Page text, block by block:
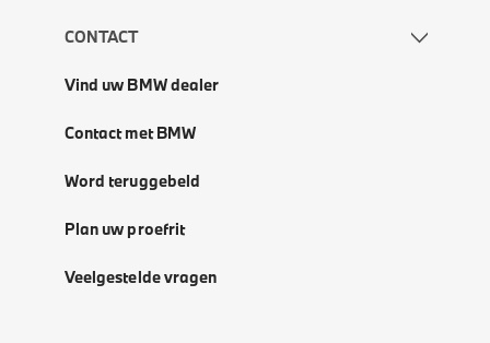
CONTACT
Vind uw BMW dealer
Contact met BMW
Word teruggebeld
Plan uw proefrit
Veelgestelde vragen